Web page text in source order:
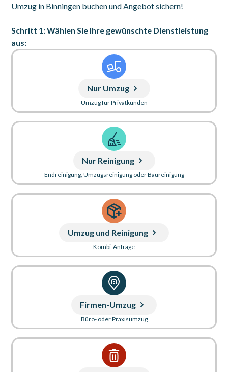
Umzug in Binningen buchen und Angebot sichern!
Schritt 1: Wählen Sie Ihre gewünschte Dienstleistung
aus:
Nur Umzug
Umzug für Privatkunden
Nur Reinigung
Endreinigung, Umzugsreinigung oder Baureinigung
Umzug und Reinigung
Kombi-Anfrage
Firmen-Umzug
Büro- oder Praxisumzug